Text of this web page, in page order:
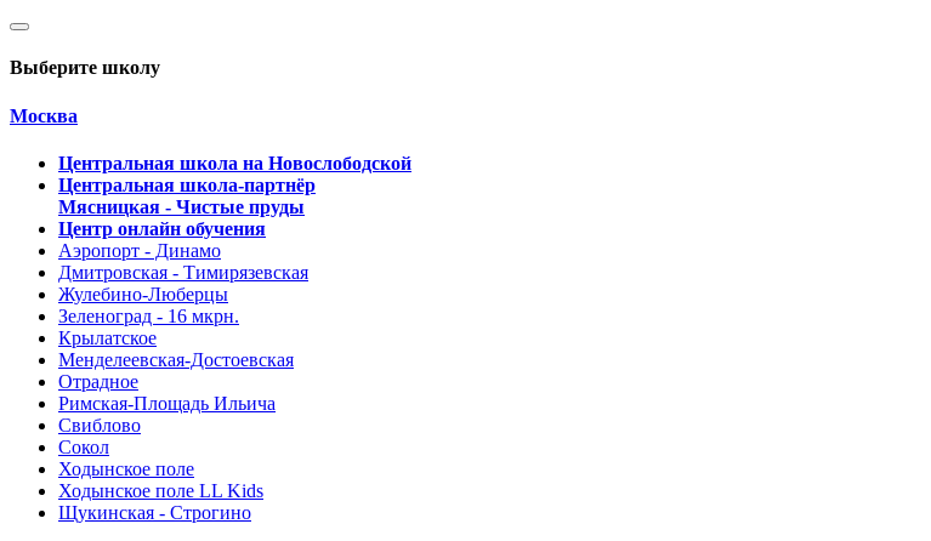
Выберите школу
Москва
Центральная школа на Новослободской
Центральная школа-партнёр
Мясницкая - Чистые пруды
Центр онлайн обучения
Аэропорт - Динамо
Дмитровская - Тимирязевская
Жулебино-Люберцы
Зеленоград - 16 мкрн.
Крылатское
Менделеевская-Достоевская
Отрадное
Римская-Площадь Ильича
Свиблово
Сокол
Ходынское поле
Ходынское поле LL Kids
Щукинская - Строгино